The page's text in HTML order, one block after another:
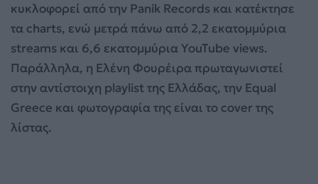
κυκλοφορεί από την Panik Records και κατέκτησε
τα charts, ενώ μετρά πάνω από 2,2 εκατομμύρια
streams και 6,6 εκατομμύρια YouTube views.
Παράλληλα, η Ελένη Φουρέιρα πρωταγωνιστεί
στην αντίστοιχη playlist της Ελλάδας, την Equal
Greece και φωτογραφία της είναι το cover της
λίστας.